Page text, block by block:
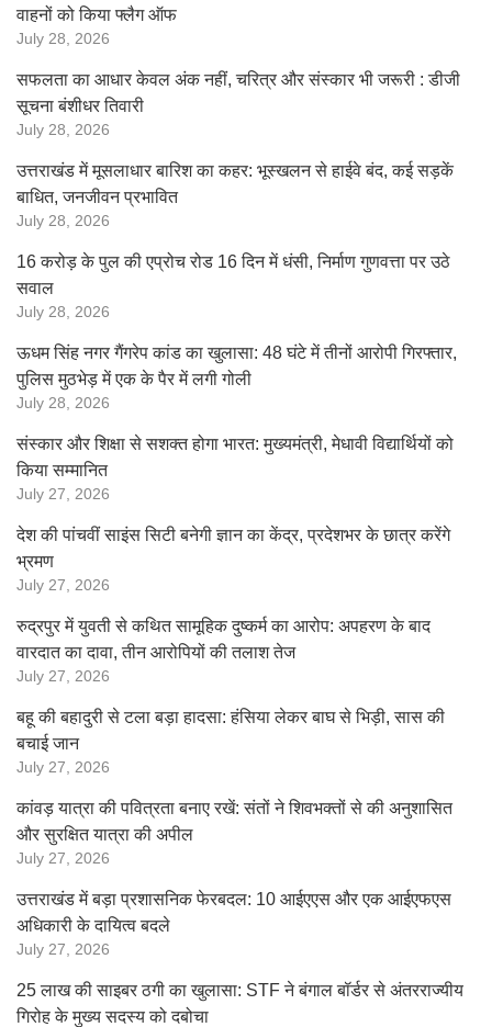
वाहनों को किया फ्लैग ऑफ
July 28, 2026
सफलता का आधार केवल अंक नहीं, चरित्र और संस्कार भी जरूरी : डीजी
सूचना बंशीधर तिवारी
July 28, 2026
उत्तराखंड में मूसलाधार बारिश का कहर: भूस्खलन से हाईवे बंद, कई सड़कें
बाधित, जनजीवन प्रभावित
July 28, 2026
16 करोड़ के पुल की एप्रोच रोड 16 दिन में धंसी, निर्माण गुणवत्ता पर उठे
सवाल
July 28, 2026
ऊधम सिंह नगर गैंगरेप कांड का खुलासा: 48 घंटे में तीनों आरोपी गिरफ्तार,
पुलिस मुठभेड़ में एक के पैर में लगी गोली
July 28, 2026
संस्कार और शिक्षा से सशक्त होगा भारत: मुख्यमंत्री, मेधावी विद्यार्थियों को
किया सम्मानित
July 27, 2026
देश की पांचवीं साइंस सिटी बनेगी ज्ञान का केंद्र, प्रदेशभर के छात्र करेंगे
भ्रमण
July 27, 2026
रुद्रपुर में युवती से कथित सामूहिक दुष्कर्म का आरोप: अपहरण के बाद
वारदात का दावा, तीन आरोपियों की तलाश तेज
July 27, 2026
बहू की बहादुरी से टला बड़ा हादसा: हंसिया लेकर बाघ से भिड़ी, सास की
बचाई जान
July 27, 2026
कांवड़ यात्रा की पवित्रता बनाए रखें: संतों ने शिवभक्तों से की अनुशासित
और सुरक्षित यात्रा की अपील
July 27, 2026
उत्तराखंड में बड़ा प्रशासनिक फेरबदल: 10 आईएएस और एक आईएफएस
अधिकारी के दायित्व बदले
July 27, 2026
25 लाख की साइबर ठगी का खुलासा: STF ने बंगाल बॉर्डर से अंतरराज्यीय
गिरोह के मुख्य सदस्य को दबोचा